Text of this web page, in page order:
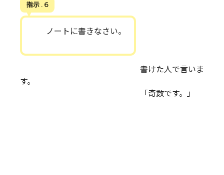
指示 . 6
ノートに書きなさい。
書けた人で言いま
す。
「奇数です。」